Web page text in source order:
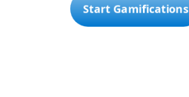
Start Gamifications